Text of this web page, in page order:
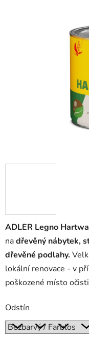
ADLER Legno
nadřevěný nábytek,
dřevěné podlahy.
lokální renovace - v
poškozené místo
Odstín